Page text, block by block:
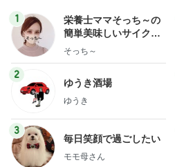
1
栄養士ママそっち～の
簡単美味しいサイクル
献立
そっち～
2
ゆうき酒場
ゆうき
3
毎日笑顔で過ごしたい
モモ母さん